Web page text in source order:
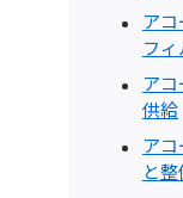
ア
フ
ア
供給
ア
と